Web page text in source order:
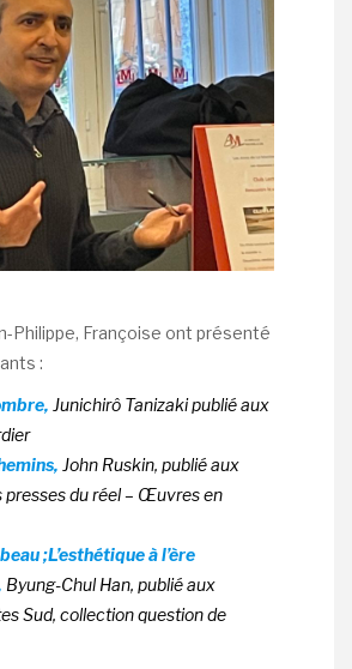
Philippe, Françoise ont présenté
:
, Junichirô Tanizaki publié aux
, John Ruskin, publié aux
presses du réel – Œuvres en
;L’esthétique à l’ère
Byung-Chul Han, publié aux
Sud, collection question de